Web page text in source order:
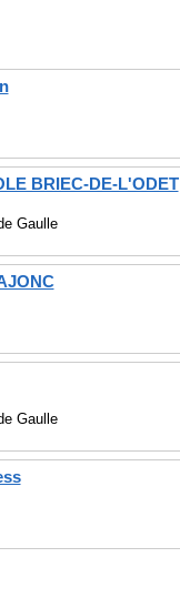
BRIEC-DE-L'ODET
Gaulle
Gaulle